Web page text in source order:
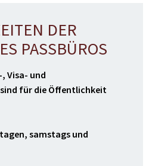
DER
PASSBÜROS
Visa- und
für die Öffentlichkeit
samstags und